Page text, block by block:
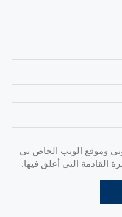
وموقع الويب الخاص بي
القادمة التي أعلق فيها.